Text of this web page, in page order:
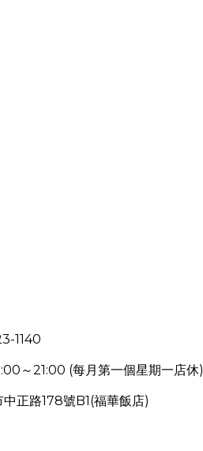
1140
～21:00 (每月第一個星期一店休)
中正路178號B1(福華飯店)